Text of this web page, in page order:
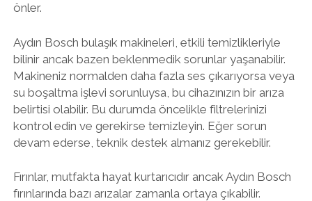
önler.
Aydın Bosch bulaşık makineleri, etkili temizlikleriyle
bilinir ancak bazen beklenmedik sorunlar yaşanabilir.
Makineniz normalden daha fazla ses çıkarıyorsa veya
su boşaltma işlevi sorunluysa, bu cihazınızın bir arıza
belirtisi olabilir. Bu durumda öncelikle filtrelerinizi
kontrol edin ve gerekirse temizleyin. Eğer sorun
devam ederse, teknik destek almanız gerekebilir.
Fırınlar, mutfakta hayat kurtarıcıdır ancak Aydın Bosch
fırınlarında bazı arızalar zamanla ortaya çıkabilir.